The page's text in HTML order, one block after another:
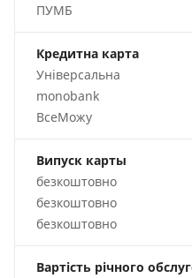
ПУМБ
Кредитна карта
Універсальна
monobank
ВсеМожу
Випуск карты
безкоштовно
безкоштовно
безкоштовно
Вартість річного